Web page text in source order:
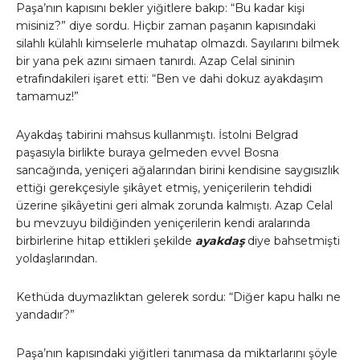
Paşa’nın kapısını bekler yiğitlere bakıp: “Bu kadar kişi
misiniz?” diye sordu. Hiçbir zaman paşanın kapısındaki
silahlı külahlı kimselerle muhatap olmazdı. Sayılarını bilmek
bir yana pek azını simaen tanırdı. Azap Celal sininin
etrafındakileri işaret etti: “Ben ve dahi dokuz ayakdaşım
tamamuz!”
Ayakdaş tabirini mahsus kullanmıştı. İstolni Belgrad
paşasıyla birlikte buraya gelmeden evvel Bosna
sancağında, yeniçeri ağalarından birini kendisine saygısızlık
ettiği gerekçesiyle şikâyet etmiş, yeniçerilerin tehdidi
üzerine şikâyetini geri almak zorunda kalmıştı. Azap Celal
bu mevzuyu bildiğinden yeniçerilerin kendi aralarında
birbirlerine hitap ettikleri şekilde ayakdaşdiye bahsetmişti
yoldaşlarından.
Kethüda duymazlıktan gelerek sordu: “Diğer kapu halkı ne
yandadır?”
Paşa’nın kapısındaki yiğitleri tanımasa da miktarlarını şöyle